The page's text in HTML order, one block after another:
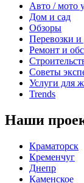
Авто / мото
Дом и сад
Обзоры
Перевозки и
Ремонт и
Советы
Услуги для
Trends
Наши
Краматорск
Кременчуг
Днепр
Каменское